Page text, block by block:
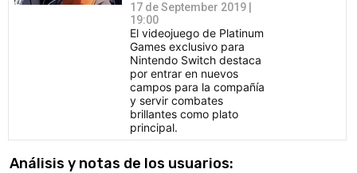
17 de September 2019 |
19:00
El videojuego de Platinum
Games exclusivo para
Nintendo Switch destaca
por entrar en nuevos
campos para la compañía
y servir combates
brillantes como plato
principal.
Análisis y notas de los usuarios: